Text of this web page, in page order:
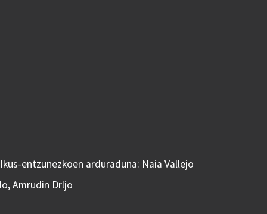
entzunezkoen arduraduna: Naia Vallejo
Amrudin Drljo